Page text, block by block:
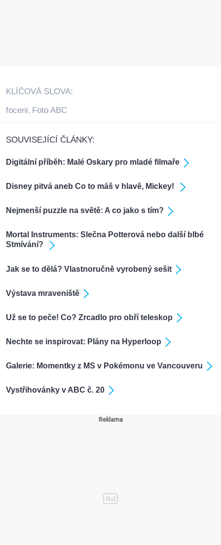
KLÍČOVÁ SLOVA:
foceni, Foto ABC
SOUVISEJÍCÍ ČLÁNKY:
Digitální příběh: Malé Oskary pro mladé filmaře
Disney pitvá aneb Co to máš v hlavě, Mickey!
Nejmenší puzzle na světě: A co jako s tím?
Mortal Instruments: Slečna Potterová nebo další blbé
Stmívání?
Jak se to dělá? Vlastnoručně vyrobený sešit
Výstava mraveniště
Už se to peče! Co? Zrcadlo pro obří teleskop
Nechte se inspirovat: Plány na Hyperloop
Galerie: Momentky z MS v Pokémonu ve Vancouveru
Vystřihovánky v ABC č. 20